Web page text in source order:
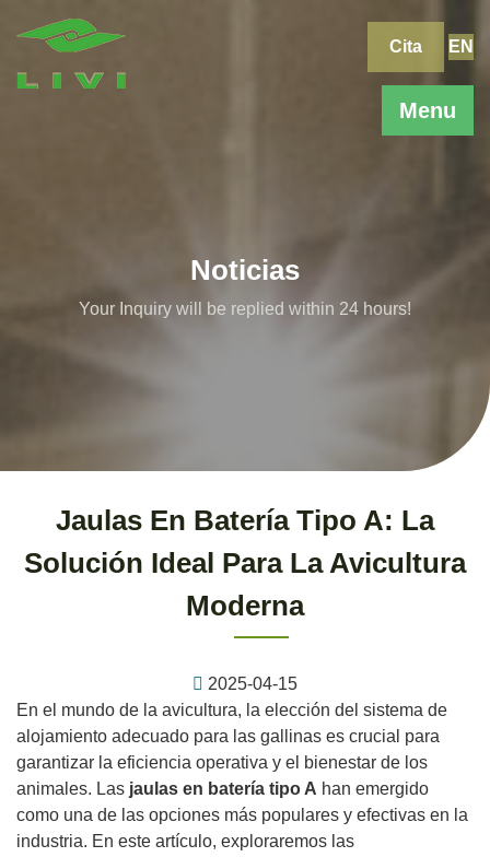
Menu
Cita EN
Noticias
Your Inquiry will be replied within 24 hours!
Jaulas En Batería Tipo A: La
Solución Ideal Para La Avicultura
Moderna
2025-04-15
En el mundo de la avicultura, la elección del sistema de
alojamiento adecuado para las gallinas es crucial para
garantizar la eficiencia operativa y el bienestar de los
animales. Las jaulas en batería tipo A han emergido
como una de las opciones más populares y efectivas en la
industria. En este artículo, exploraremos las